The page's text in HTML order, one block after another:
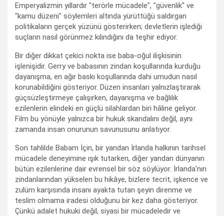
Emperyalizmin yıllardır "terörle mücadele", "güvenlik" ve
"kamu düzeni" söylemleri altında yürüttüğü saldırgan
politikaların gerçek yüzünü gösterirken; devletlerin işlediği
suçların nasıl görünmez kılındığını da teşhir ediyor.
Bir diğer dikkat çekici nokta ise baba-oğul ilişkisinin
işlenişidir. Gerry ve babasının zindan koşullarında kurduğu
dayanışma, en ağır baskı koşullarında dahi umudun nasıl
korunabildiğini gösteriyor. Düzen insanları yalnızlaştırarak
güçsüzleştirmeye çalışırken, dayanışma ve bağlılık
ezilenlerin elindeki en güçlü silahlardan biri hâline geliyor.
Film bu yönüyle yalnızca bir hukuk skandalını değil, aynı
zamanda insan onurunun savunusunu anlatıyor.
Son tahlilde Babam İçin, bir yandan İrlanda halkının tarihsel
mücadele deneyimine ışık tutarken, diğer yandan dünyanın
bütün ezilenlerine dair evrensel bir söz söylüyor. İrlanda'nın
zindanlarından yükselen bu hikâye, bizlere tecrit, işkence ve
zulüm karşısında insanı ayakta tutan şeyin direnme ve
teslim olmama iradesi olduğunu bir kez daha gösteriyor.
Çünkü adalet hukuki değil, siyasi bir mücadeledir ve